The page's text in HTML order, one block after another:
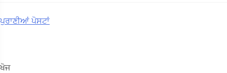
ਪੋਸਟ
ਪੁਰਾਣੀਆਂ ਪੋਸਟਾਂ
ਖੋਜ